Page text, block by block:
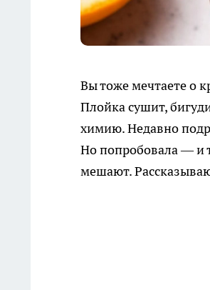
Вы тоже мечтаете о
Плойка сушит,
химию. Недавно
Но попробовала — и
мешают.